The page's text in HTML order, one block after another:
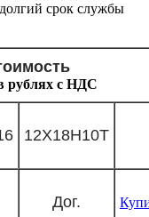
срок службы
рублях с НДС
12Х18Н10Т
Дог.